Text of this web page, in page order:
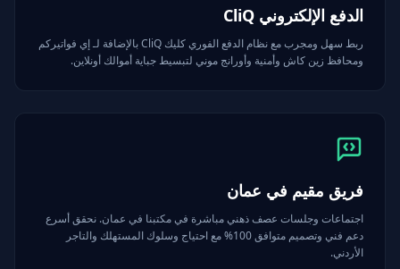
الدفع الإلكتروني CliQ
ربط سهل ومجرب مع نظام الدفع الفوري كليك CliQ بالإضافة لـ إي فواتيركم
ومحافظ زين كاش وأمنية وأورانج موني لتبسيط جباية أموالك أونلاين.
فريق مقيم في عمان
اجتماعات وجلسات عصف ذهني مباشرة في مكتبنا في عمان. نحقق أسرع
دعم فني وتصميم متوافق 100% مع احتياج وسلوك المستهلك والتاجر
الأردني.